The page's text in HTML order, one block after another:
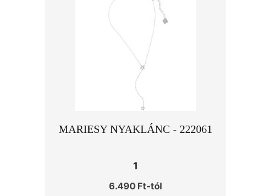
MARIESY NYAKLÁNC - 222061
1
6.490 Ft-tól